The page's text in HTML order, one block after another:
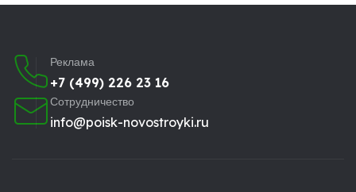
Реклама
+7 (499) 226 23 16
Сотрудничество
info@poisk-novostroyki.ru